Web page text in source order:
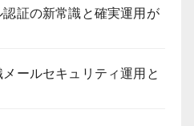
証の新常識と確実運用が
ールセキュリティ運用と